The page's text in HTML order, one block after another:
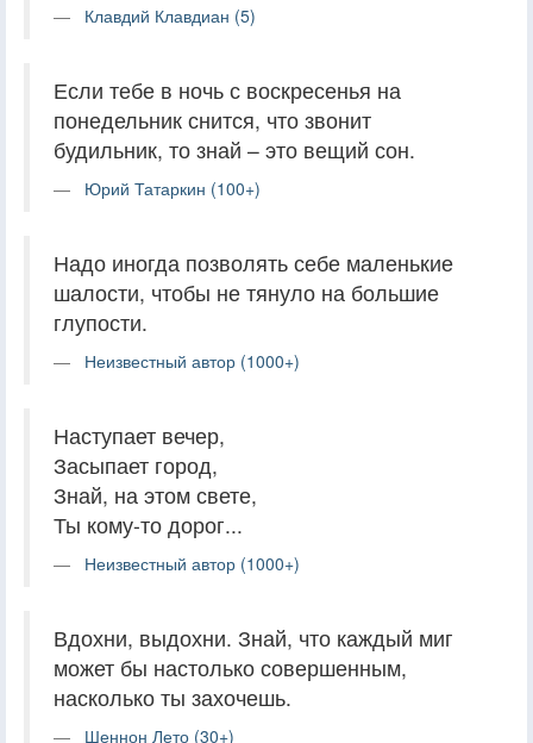
Клавдий Клавдиан (5)
Если тебе в ночь с воскресенья на
понедельник снится, что звонит
будильник, то знай – это вещий сон.
Юрий Татаркин (100+)
Надо иногда позволять себе маленькие
шалости, чтобы не тянуло на большие
глупости.
Неизвестный автор (1000+)
Наступает вечер,
Засыпает город,
Знай, на этом свете,
Ты кому-то дорог...
Неизвестный автор (1000+)
Вдохни, выдохни. Знай, что каждый миг
может бы настолько совершенным,
насколько ты захочешь.
Шеннон Лето (30+)